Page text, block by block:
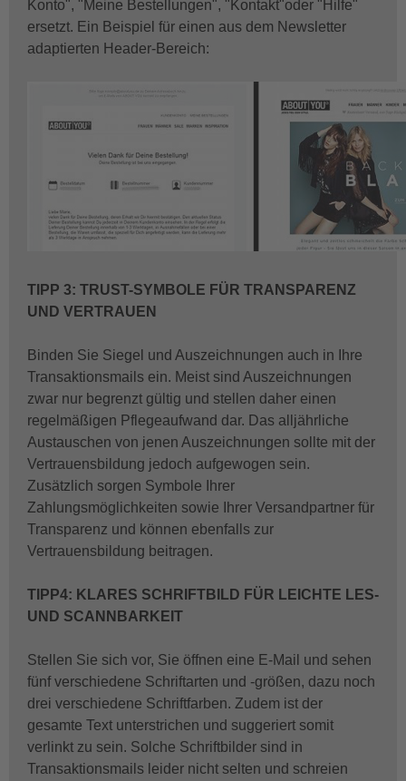
Konto", "Meine Bestellungen", "Kontakt"oder "Hilfe"
ersetzt. Ein Beispiel für einen aus dem Newsletter
adaptierten Header-Bereich:
TIPP 3: TRUST-SYMBOLE FÜR TRANSPARENZ
UND VERTRAUEN
Binden Sie Siegel und Auszeichnungen auch in Ihre
Transaktionsmails ein. Meist sind Auszeichnungen
zwar nur begrenzt gültig und stellen daher einen
regelmäßigen Pflegeaufwand dar. Das alljährliche
Austauschen von jenen Auszeichnungen sollte mit der
Vertrauensbildung jedoch aufgewogen sein.
Zusätzlich sorgen Symbole Ihrer
Zahlungsmöglichkeiten sowie Ihrer Versandpartner für
Transparenz und können ebenfalls zur
Vertrauensbildung beitragen.
TIPP4: KLARES SCHRIFTBILD FÜR LEICHTE LES-
UND SCANNBARKEIT
Stellen Sie sich vor, Sie öffnen eine E-Mail und sehen
fünf verschiedene Schriftarten und -größen, dazu noch
drei verschiedene Schriftfarben. Zudem ist der
gesamte Text unterstrichen und suggeriert somit
verlinkt zu sein. Solche Schriftbilder sind in
Transaktionsmails leider nicht selten und schreien